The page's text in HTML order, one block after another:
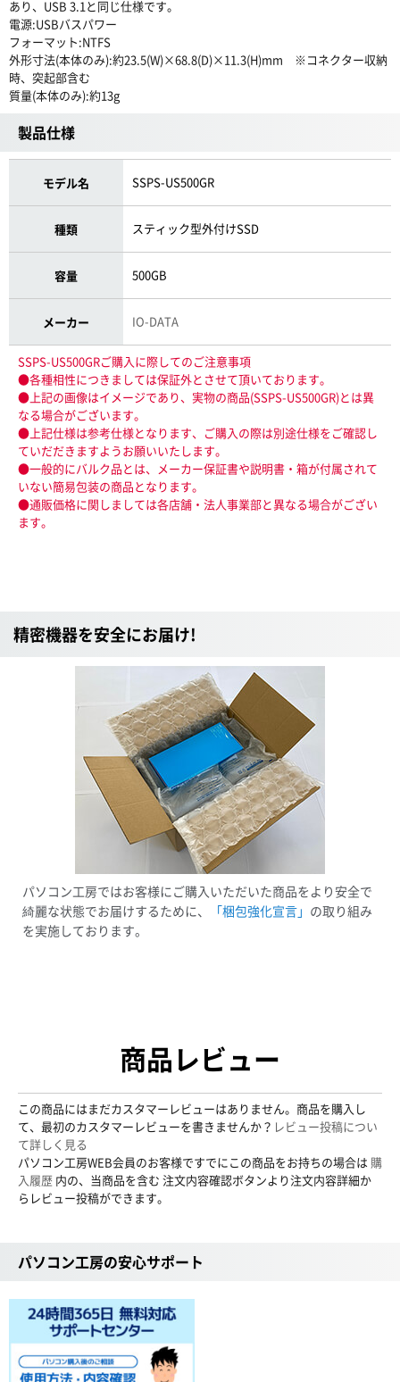
あり、USB 3.1と同じ仕様です。
電源:USBバスパワー
フォーマット:NTFS
外形寸法(本体のみ):約23.5(W)×68.8(D)×11.3(H)mm ※コネクター収納
時、突起部含む
質量(本体のみ):約13g
製品仕様
モデル名 SSPS-US500GR
種類 スティック型外付けSSD
容量 500GB
メーカー IO-DATA
SSPS-US500GRご購入に際してのご注意事項
●各種相性につきましては保証外とさせて頂いております。
●上記の画像はイメージであり、実物の商品(SSPS-US500GR)とは異
なる場合がございます。
●上記仕様は参考仕様となります、ご購入の際は別途仕様をご確認し
ていだだきますようお願いいたします。
●一般的にバルク品とは、メーカー保証書や説明書・箱が付属されて
いない簡易包装の商品となります。
●通販価格に関しましては各店舗・法人事業部と異なる場合がござい
ます。
精密機器を安全にお届け!
パソコン工房ではお客様にご購入いただいた商品をより安全で
綺麗な状態でお届けするために、
「梱包強化宣言」 の取り組み
を実施しております。
商品レビュー
この商品にはまだカスタマーレビューはありません。商品を購入し
て、最初のカスタマーレビューを書きませんか？ レビュー投稿につい
て詳しく見る
パソコン工房WEB会員のお客様ですでにこの商品をお持ちの場合は 購
入履歴 内の、当商品を含む 注文内容確認ボタンより注文内容詳細か
らレビュー投稿ができます。
パソコン工房の安心サポート